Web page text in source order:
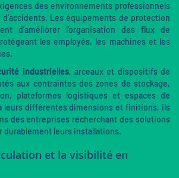
des environnements professionnels
Les équipements de protection
d’améliorer l’organisation des flux de
les employés, les machines et les
industrielles, arceaux et dispositifs de
aux contraintes des zones de stockage,
plateformes logistiques et espaces de
leurs différentes dimensions et finitions, ils
des entreprises recherchant des solutions
durablement leurs installations.
et la visibilité en